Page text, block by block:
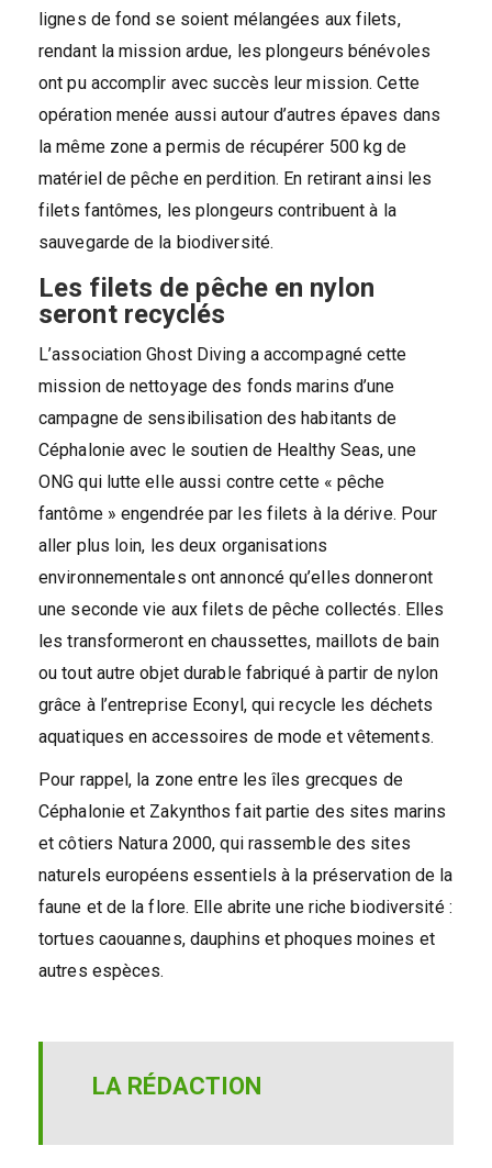
lignes de fond se soient mélangées aux filets,
rendant la mission ardue, les plongeurs bénévoles
ont pu accomplir avec succès leur mission. Cette
opération menée aussi autour d’autres épaves dans
la même zone a permis de récupérer 500 kg de
matériel de pêche en perdition. En retirant ainsi les
filets fantômes, les plongeurs contribuent à la
sauvegarde de la biodiversité.
Les filets de pêche en nylon
seront recyclés
L’association Ghost Diving a accompagné cette
mission de nettoyage des fonds marins d’une
campagne de sensibilisation des habitants de
Céphalonie avec le soutien de Healthy Seas, une
ONG qui lutte elle aussi contre cette « pêche
fantôme » engendrée par les filets à la dérive. Pour
aller plus loin, les deux organisations
environnementales ont annoncé qu’elles donneront
une seconde vie aux filets de pêche collectés. Elles
les transformeront en chaussettes, maillots de bain
ou tout autre objet durable fabriqué à partir de nylon
grâce à l’entreprise Econyl, qui recycle les déchets
aquatiques en accessoires de mode et vêtements.
Pour rappel, la zone entre les îles grecques de
Céphalonie et Zakynthos fait partie des sites marins
et côtiers Natura 2000, qui rassemble des sites
naturels européens essentiels à la préservation de la
faune et de la flore. Elle abrite une riche biodiversité :
tortues caouannes, dauphins et phoques moines et
autres espèces.
LA RÉDACTION